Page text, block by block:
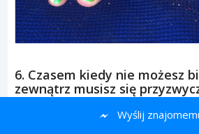
6. Czasem kiedy nie możesz
zewnątrz musisz się
Wyślij